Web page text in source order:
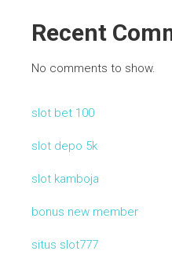
Recent
No comments to show.
slot bet 100
slot depo 5k
slot kamboja
bonus new member
situs slot777